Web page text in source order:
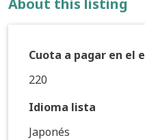
Cuota a pagar en el
220
Idioma lista
Japonés